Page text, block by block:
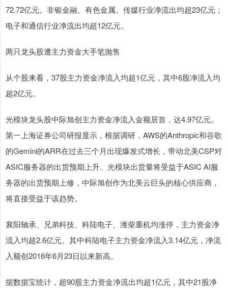
72.72亿元。非银金融、有色金属、传媒行业净流出均超23亿元；
电子和通信行业净流出均超12亿元。
两只龙头股遭主力资金大手笔抛售
从个股来看，37股主力资金净流入均超1亿元，其中6股净流入均
超2亿元。
光模块龙头股中际旭创主力资金净流入金额居首，达4.97亿元。
第一上海证券公司研报显示，根据调研，AWS的Anthropic和谷歌
的Gemini的ARR在过去三个月出现爆发式增长，带动北美CSP对
ASIC服务器的出货预期上升。光模块出货量将受益于ASIC AI服
务器的出货预期上修，中际旭创作为北美云巨头的核心供应商，
将直接受益于该趋势。
襄阳轴承、兄弟科技、科陆电子、潍柴重机均涨停，主力资金净
流入均超2.6亿元。其中科陆电子主力资金净流入3.14亿元，净流
入额创2016年6月23日以来新高。
据数据宝统计，超90股主力资金净流出均超1亿元，其中21股净